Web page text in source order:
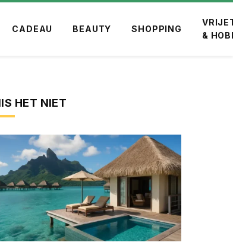
CADEAU BEAUTY SHOPPING
&
HET NIET